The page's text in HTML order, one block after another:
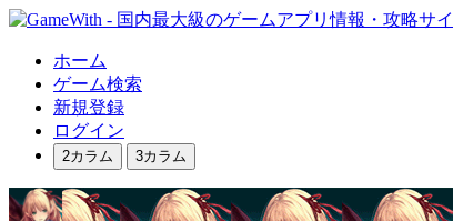
ホーム
ゲーム検索
新規登録
ログイン
2カラム 3カラム